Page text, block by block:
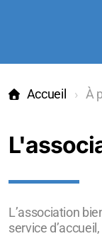
Accueil À
L’association
service
L'équipe
Missions